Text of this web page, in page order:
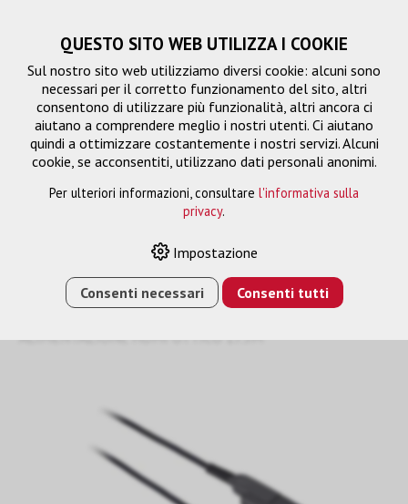
fibra di vetro HDMI-HDMI
› E-SHOP › GESTIONE DEL SEGNALE
CAVO DI
ALIMENTAZIONE HDMI OTTICO 17.5M
QUESTO SITO WEB UTILIZZA I COOKIE
Sul nostro sito web utilizziamo diversi cookie: alcuni sono
necessari per il corretto funzionamento del sito, altri
consentono di utilizzare più funzionalità, altri ancora ci
aiutano a comprendere meglio i nostri utenti. Ci aiutano
quindi a ottimizzare costantemente i nostri servizi. Alcuni
cookie, se acconsentiti, utilizzano dati personali anonimi.
Per ulteriori informazioni, consultare l'informativa sulla
privacy.
Impostazione
Consenti necessari Consenti tutti